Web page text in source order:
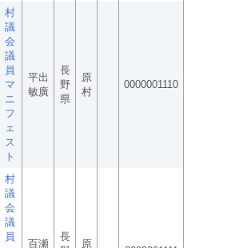
村
議
会
議
員
マ
ニ
フ
ェ
ス
ト
平出
敏廣
長
野
県
原
村
0000001110
村
議
会
議
員
百瀬
長
原